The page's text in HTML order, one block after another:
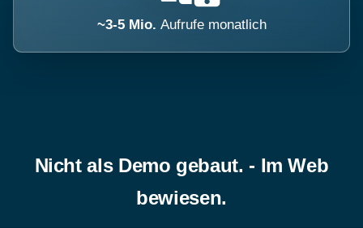
~3-5 Mio. Aufrufe monatlich
Nicht als Demo gebaut. - Im Web
bewiesen.